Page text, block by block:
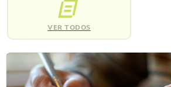
VER TODOS